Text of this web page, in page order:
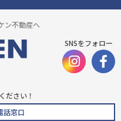
ン不動産へ
SNSをフォロー
ださい！
話窓口